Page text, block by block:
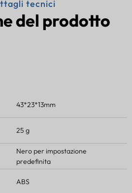
tecnici
del prodotto
43*23*13mm
25 g
Nero per impostazione
predefinita
ABS